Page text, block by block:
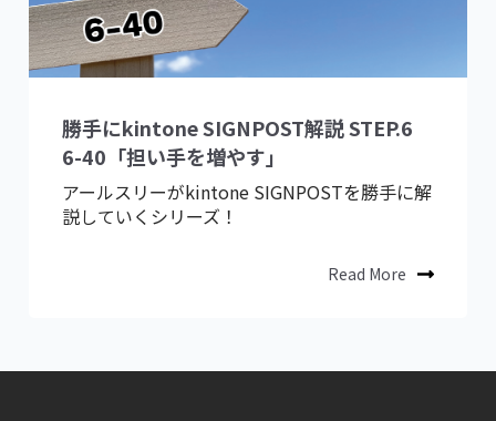
勝手にkintone SIGNPOST解説 STEP.6
6-40「担い手を増やす」
アールスリーがkintone SIGNPOSTを勝手に解
説していくシリーズ！
Read More